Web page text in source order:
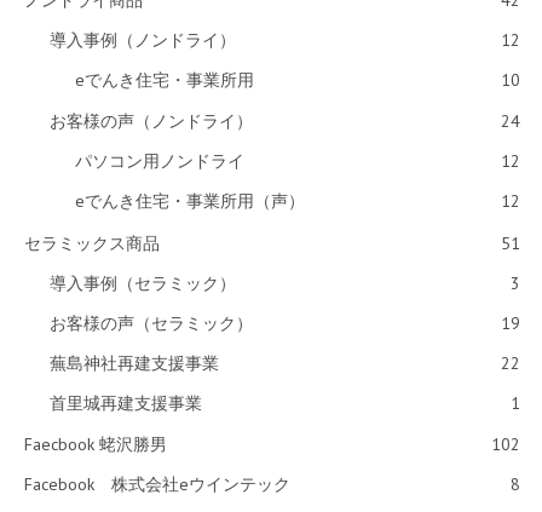
導入事例（ノンドライ）
12
eでんき住宅・事業所用
10
お客様の声（ノンドライ）
24
パソコン用ノンドライ
12
eでんき住宅・事業所用（声）
12
セラミックス商品
51
導入事例（セラミック）
3
お客様の声（セラミック）
19
蕪島神社再建支援事業
22
首里城再建支援事業
1
Faecbook 蛯沢勝男
102
Facebook 株式会社eウインテック
8